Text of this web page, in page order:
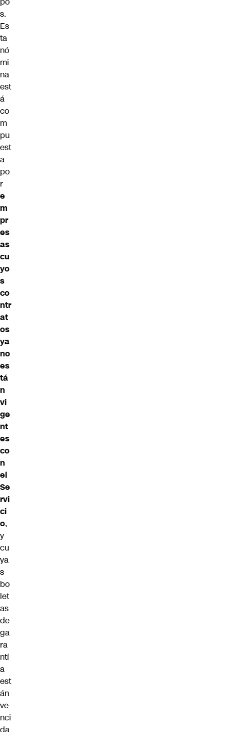
s.
Es
ta
nó
mi
na
est
á
co
m
pu
est
a
po
r
e
m
pr
es
as
cu
yo
s
co
ntr
at
os
ya
no
es
tá
n
vi
ge
nt
es
co
n
el
Se
rvi
ci
o,
y
cu
ya
s
bo
let
as
de
ga
ra
ntí
a
est
án
ve
nci
da